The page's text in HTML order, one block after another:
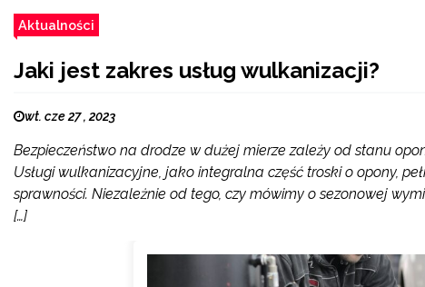
Aktualności
Jaki jest zakres usług wulkanizacji?
wt. cze 27 , 2023
Bezpieczeństwo na drodze w dużej mierze zależy od stanu
Usługi wulkanizacyjne, jako integralna część troski o opony,
sprawności. Niezależnie od tego, czy mówimy o sezonowej
[…]